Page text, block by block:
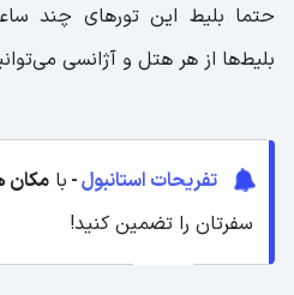
حتما بلیط این تورهای چند
بلیط‌ها از هر هتل و آژانسی
تفریحات استانبول- با مکان
سفرتان را تضمین کنید!